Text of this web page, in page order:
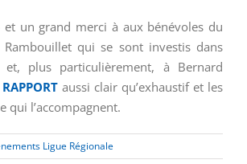
un grand merci à aux bénévoles du
qui se sont investis dans
et, plus particulièrement, à Bernard
RAPPORT aussi clair qu’exhaustif et les
qui l’accompagnent.
Ligue Régionale